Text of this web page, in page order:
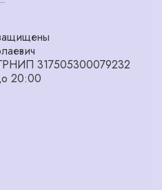
317505300079232
20:00